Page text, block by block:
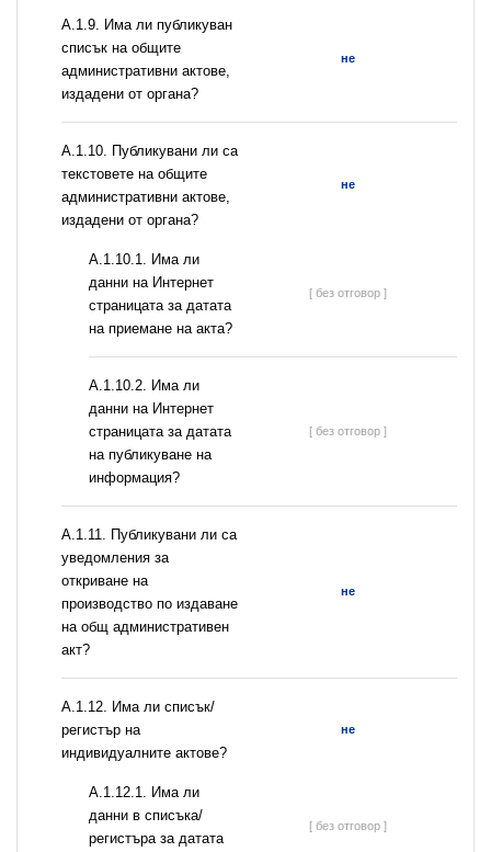
А.1.9. Има ли публикуван
списък на общите
административни актове,
издадени от органа?
не
А.1.10. Публикувани ли са
текстовете на общите
административни актове,
издадени от органа?
не
A.1.10.1. Има ли
данни на Интернет
страницата за датата
на приемане на акта?
[ без отговор ]
A.1.10.2. Има ли
данни на Интернет
страницата за датата
на публикуване на
информация?
[ без отговор ]
А.1.11. Публикувани ли са
уведомления за
откриване на
производство по издаване
на общ административен
акт?
не
А.1.12. Има ли списък/
регистър на
индивидуалните актове?
не
A.1.12.1. Има ли
данни в списъка/
регистъра за датата
[ без отговор ]